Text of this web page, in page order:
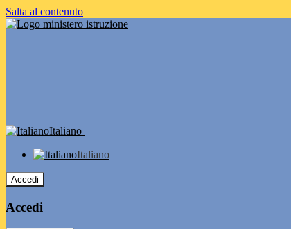
Salta al contenuto
Italiano
Italiano
Accedi
Accedi